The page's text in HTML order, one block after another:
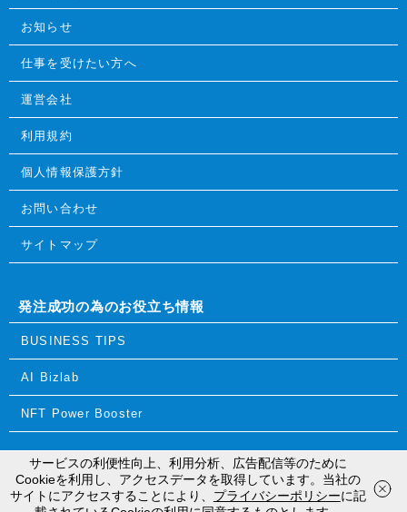
WEBから相談 お電話で相談
平日10:00〜18:00
お知らせ
仕事を受けたい方へ
運営会社
利用規約
個人情報保護方針
お問い合わせ
サイトマップ
発注成功の為のお役立ち情報
BUSINESS TIPS
AI Bizlab
NFT Power Booster
© 2018 ReTRIBES Inc.
サービスの利便性向上、利用分析、広告配信等のために
Cookieを利用し、アクセスデータを取得しています。当社の
サイトにアクセスすることにより、 プライバシーポリシーに記